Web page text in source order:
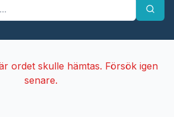
ordet skulle hämtas. Försök igen
senare.